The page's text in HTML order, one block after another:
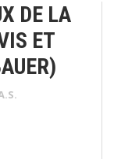
DE LA
ET